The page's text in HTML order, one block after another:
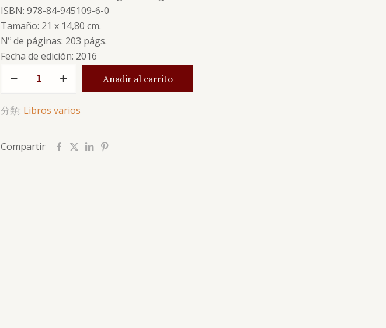
ISBN: 978-84-945109-6-0
Tamaño: 21 x 14,80 cm.
Nº de páginas: 203 págs.
Fecha de edición: 2016
feliz
量
Añadir al carrito
分類: Libros varios
Compartir